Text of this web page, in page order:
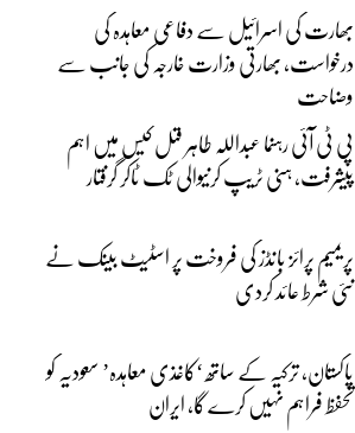
بھارت کی اسرائیل سے دفاعی معاہدہ کی
درخواست، بھارتی وزارت خارجہ کی جانب سے
وضاحت
پی ٹی آئی رہنما عبداللہ طاہر قتل کیس میں اہم
پیشرفت، ہنی ٹریپ کرنیوالی ٹک ٹاکر گرفتار
پریمیم پرائز بانڈز کی فروخت پر اسٹیٹ بینک نے
نئی شرط عائد کردی
پاکستان، ترکیہ کے ساتھ ‘کاغذی معاہدہ’ سعودیہ کو
تحفظ فراہم نہیں کرے گا، ایران